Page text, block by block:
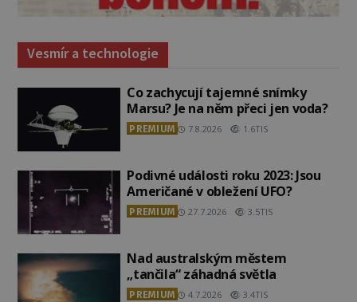
Vesmír a technologie
Co zachycují tajemné snímky
Marsu? Je na něm přeci jen voda?
PREMIUM 7.8.2026 1.6TIS
Podivné události roku 2023: Jsou
Američané v obležení UFO?
PREMIUM 27.7.2026 3.5TIS
Nad australským městem
„tančila“ záhadná světla
PREMIUM 4.7.2026 3.4TIS